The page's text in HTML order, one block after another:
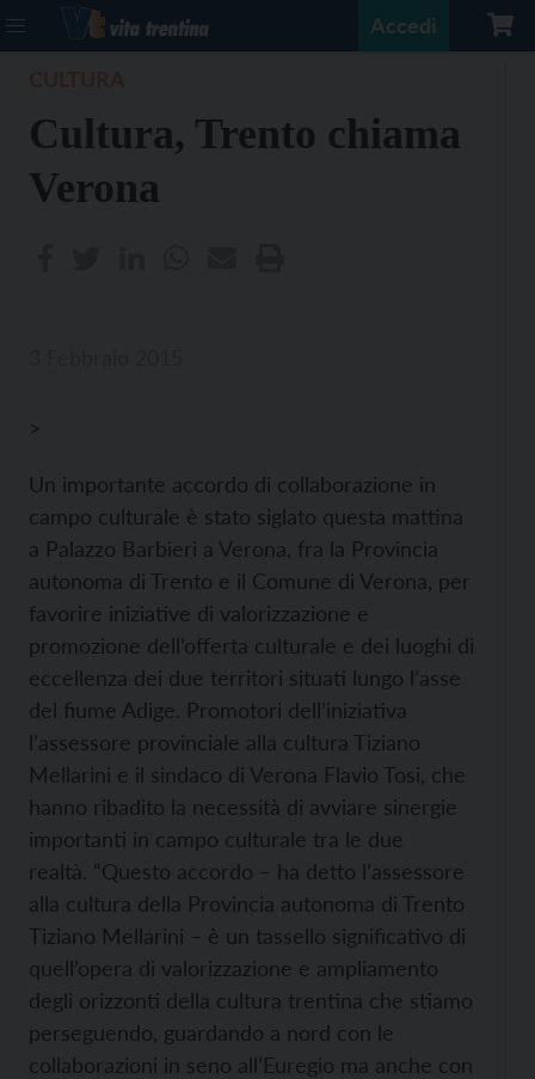
Accedi
Cultura, Trento chiama
Verona
>
Un importante accordo di collaborazione in
campo culturale è stato siglato questa mattina
a Palazzo Barbieri a Verona, fra la Provincia
autonoma di Trento e il Comune di Verona, per
favorire iniziative di valorizzazione e
promozione dell’offerta culturale e dei luoghi di
eccellenza dei due territori situati lungo l’asse
del fiume Adige. Promotori dell’iniziativa
l’assessore provinciale alla cultura Tiziano
Mellarini e il sindaco di Verona Flavio Tosi, che
hanno ribadito la necessità di avviare sinergie
importanti in campo culturale tra le due
realtà. “Questo accordo – ha detto l’assessore
alla cultura della Provincia autonoma di Trento
Tiziano Mellarini – è un tassello significativo di
quell’opera di valorizzazione e ampliamento
degli orizzonti della cultura trentina che stiamo
perseguendo, guardando a nord con le
collaborazioni in seno all’Euregio ma anche con